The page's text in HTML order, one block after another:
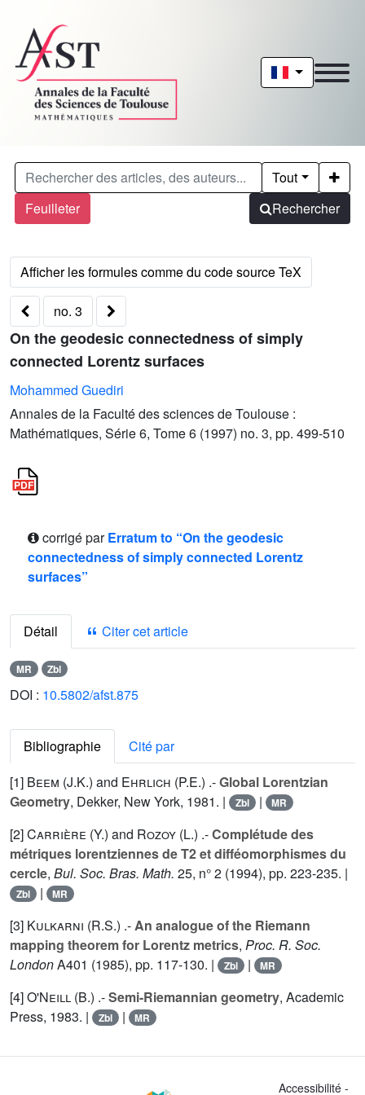
Feuilleter
Tout
Rechercher
no. 3
On the geodesic connectedness of simply
connected Lorentz surfaces
Mohammed Guediri
Annales de la Faculté des sciences de Toulouse :
Mathématiques, Série 6, Tome 6 (1997) no. 3, pp. 499-510
corrigé parErratum to “On the geodesic
connectedness of simply connected Lorentz
surfaces”
Détail Citer cet article
MR Zbl
DOI : 10.5802/afst.875
Bibliographie
Cité par
[1] Beem (J.K.) and Ehrlich (P.E.) .-Global Lorentzian
Geometry, Dekker, New York, 1981. | Zbl | MR
[2]Carrière (Y.) and Rozoy (L.) .-Complétude des
métriques lorentziennes de T2 et difféomorphismes du
cercle, Bul. Soc. Bras. Math. 25, n° 2 (1994), pp. 223-235. |
Zbl | MR
[3] Kulkarni (R.S.) .-An analogue of the Riemann
mapping theorem for Lorentz metrics, Proc. R. Soc.
LondonA401 (1985), pp. 117-130. | Zbl | MR
[4]O'Neill (B.) .-Semi-Riemannian geometry, Academic
Press, 1983. |
Zbl | MR
Accessibilité -